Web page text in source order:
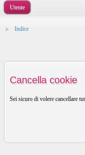
Utente
Indice
Cancella cookie
Sei sicuro di volere cancellare